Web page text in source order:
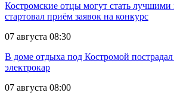
Костромские отцы могут стать
стартовал приём заявок на конкурс
07 августа 08:30
В доме отдыха под Костромой
электрокар
07 августа 08:00